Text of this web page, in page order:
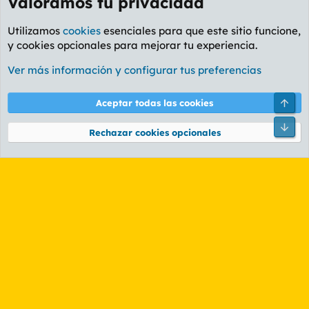
Foro General
Cookies
PL OLDSTYLE AMARILLO
Términos y reglas Política de privacidad Ayuda
Community platform by XenForo® © 2010-2026 XenForo Ltd.
Utilizamos cookies esenciales para que este sitio funcione,
y cookies opcionales para mejorar tu experiencia.
Ver más información y configurar tus preferencias
Aceptar todas las cookies
Rechazar cookies opcionales
Pie